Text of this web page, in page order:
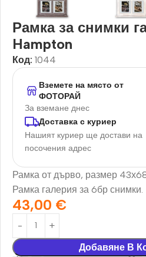
Рамка за снимки
Hampton
Код: 1044
Вземете на място от
ФОТОРАЙ
За вземане днес
Доставка с куриер
Нашият куриер ще достави на
посочения адрес
Рамка от дърво, размер
Рамка галерия за 6бр снимки.
43,00 €
Добавяне В